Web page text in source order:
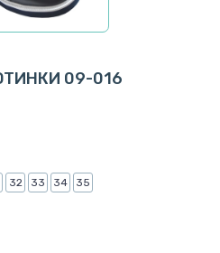
09-016
32 33 34
35